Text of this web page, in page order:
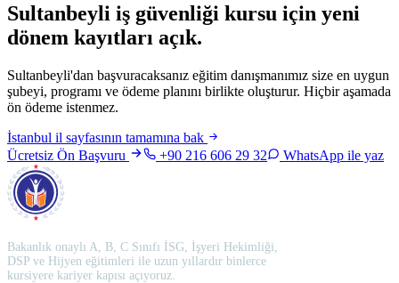
Sultanbeyli iş güvenliği kursu için yeni
dönem kayıtları açık.
Sultanbeyli'dan başvuracaksanız eğitim danışmanımız size en uygun
şubeyi, programı ve ödeme planını birlikte oluşturur. Hiçbir aşamada
ön ödeme istenmez.
İstanbul il sayfasının tamamına bak
Ücretsiz Ön Başvuru
+90 216 606 29 32 WhatsApp ile yaz
Bakanlık onaylı A, B, C Sınıfı İSG, İşyeri Hekimliği,
DSP ve Hijyen eğitimleri ile uzun yıllardır binlerce
kursiyere kariyer kapısı açıyoruz.